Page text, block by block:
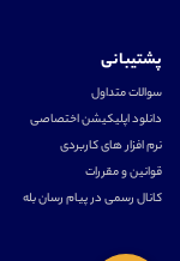
پشتیبانی
سوالات متداول
دانلود اپلیکیشن اختصاصی
نرم افزار های کاربردی
قوانین و مقررات
کانال رسمی در پیام رسان بله